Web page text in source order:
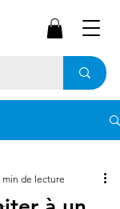
min de lecture